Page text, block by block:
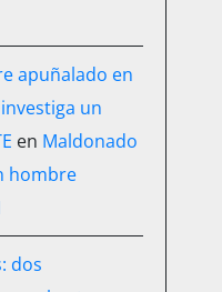
apuñalado en
un
en Maldonado
hombre
dos